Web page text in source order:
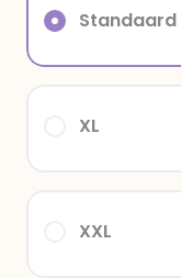
XXL
XL
Standaard